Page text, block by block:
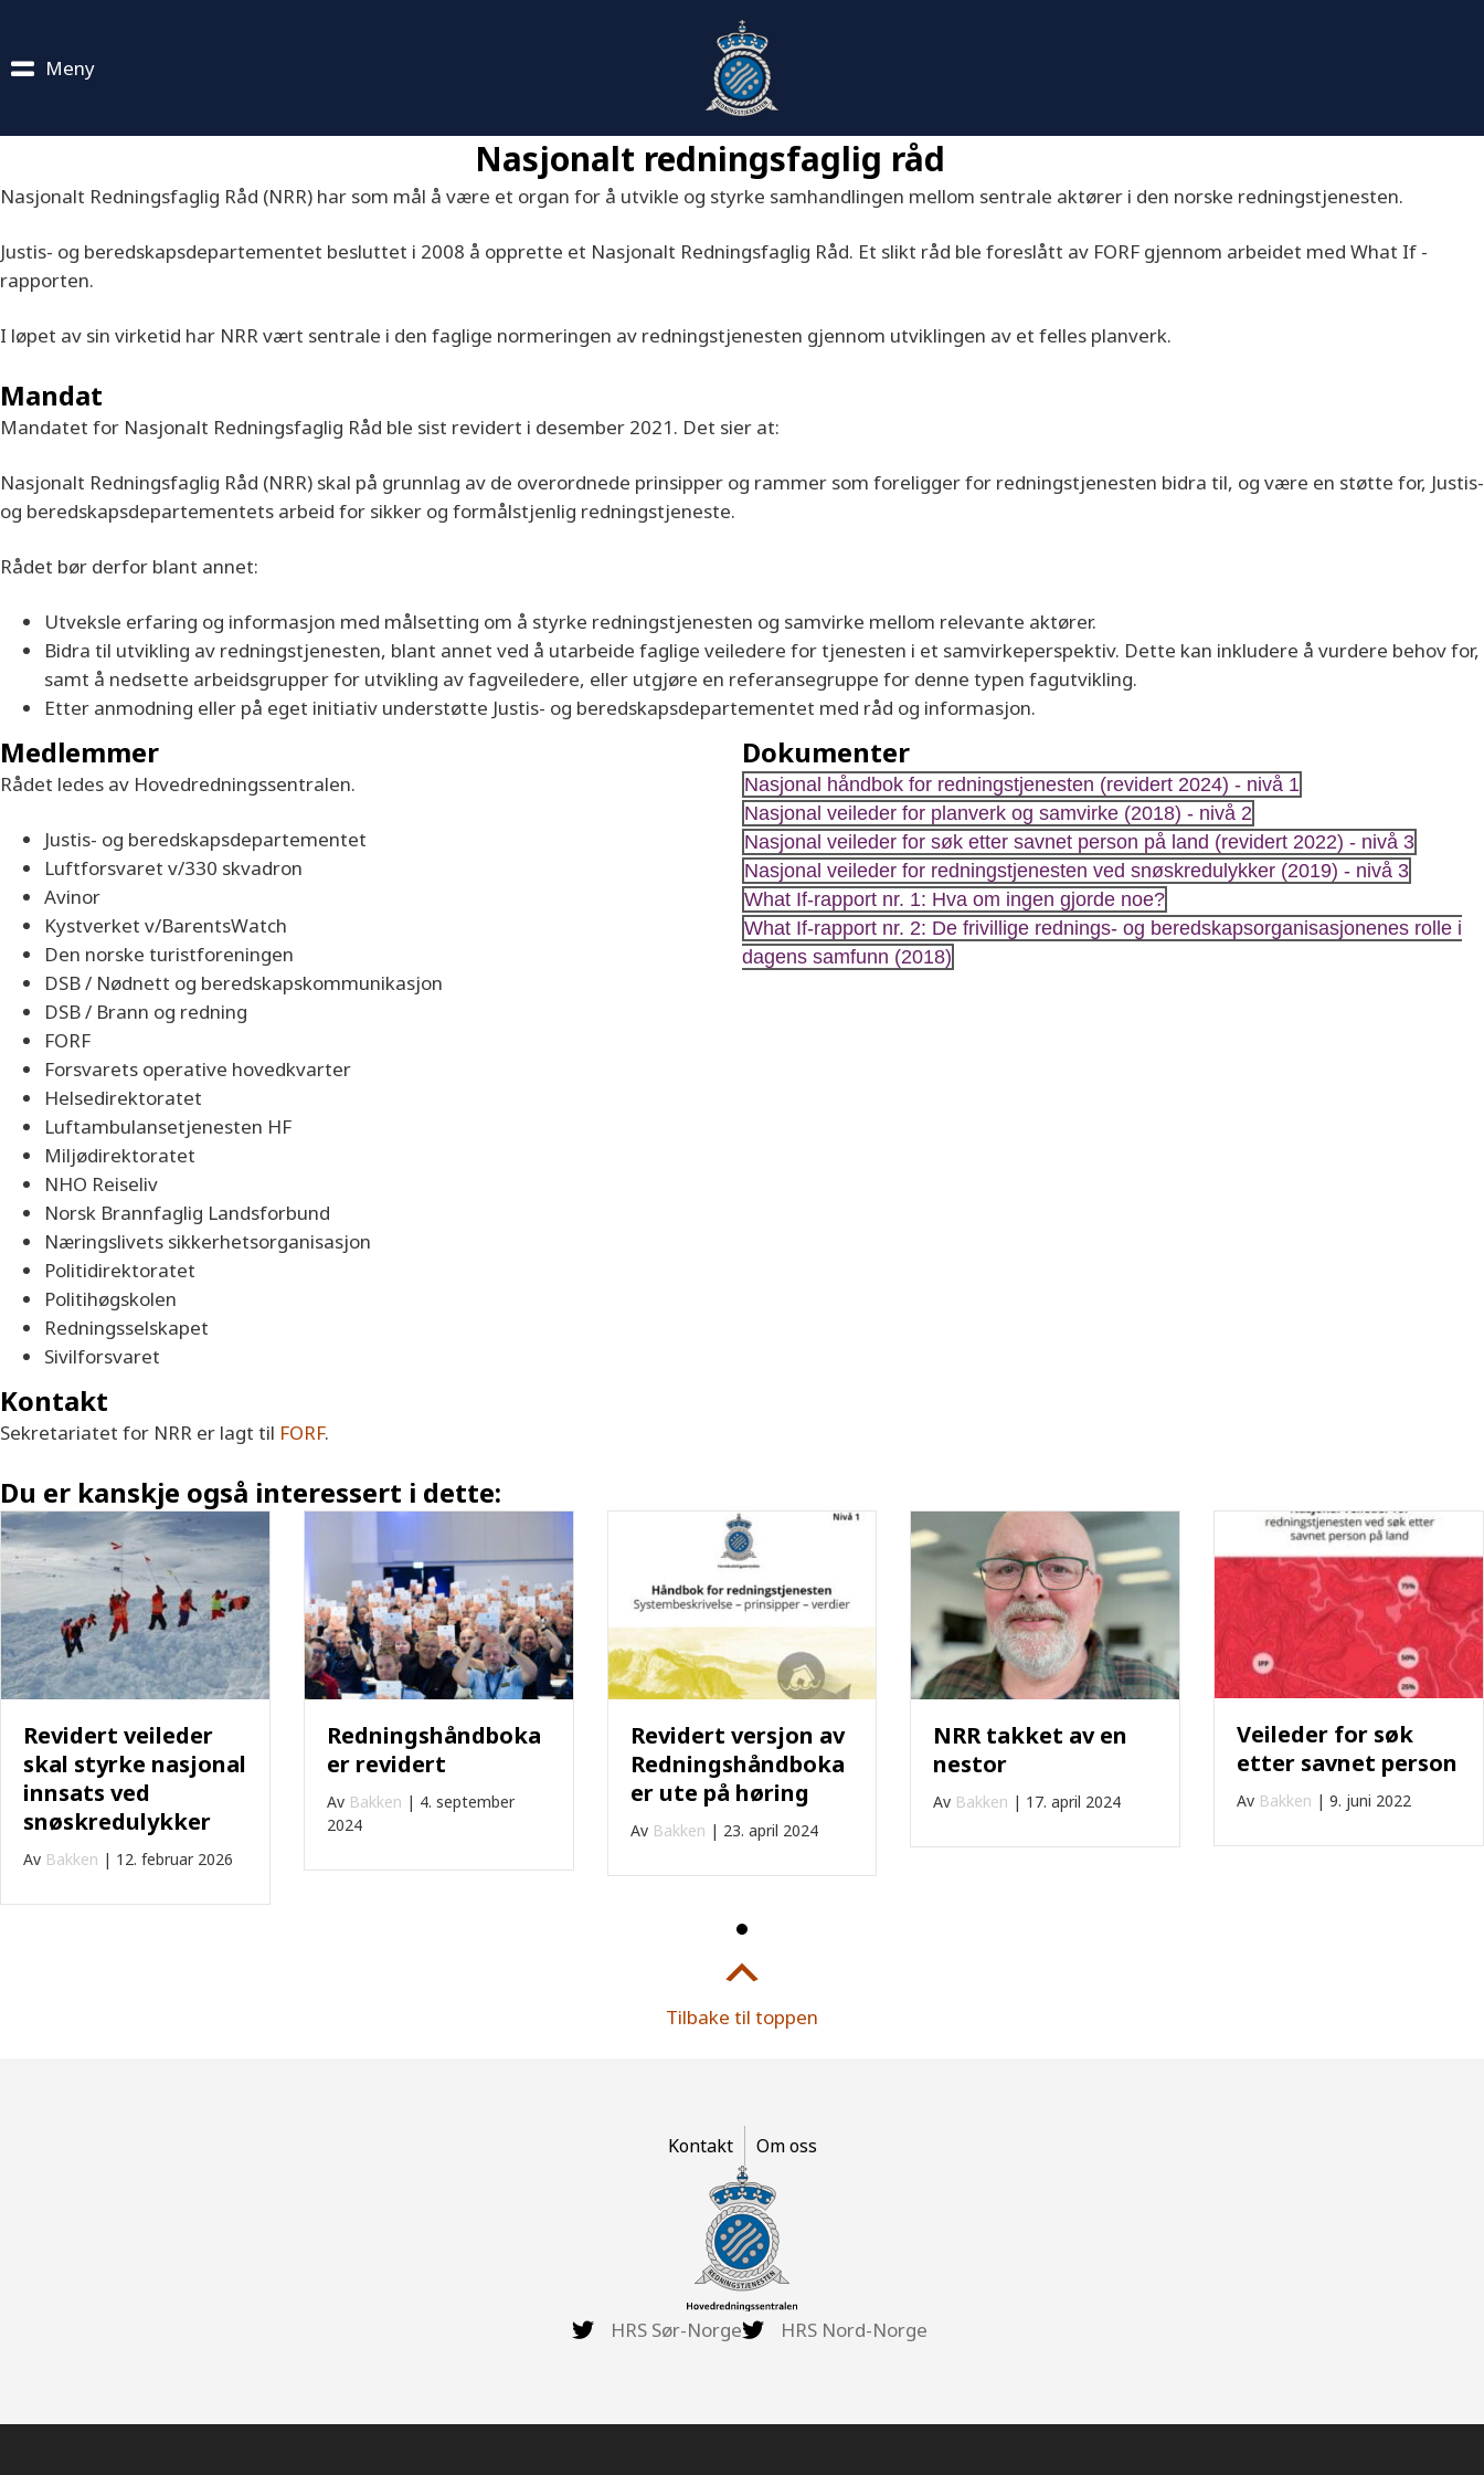
Meny
Nasjonalt redningsfaglig råd
Nasjonalt Redningsfaglig Råd (NRR) har som mål å være et organ for å utvikle og styrke samhandlingen mellom sentrale aktører i den norske redningstjenesten.
Justis- og beredskapsdepartementet besluttet i 2008 å opprette et Nasjonalt Redningsfaglig Råd. Et slikt råd ble foreslått av FORF gjennom arbeidet med What If -
rapporten.
I løpet av sin virketid har NRR vært sentrale i den faglige normeringen av redningstjenesten gjennom utviklingen av et felles planverk.
Mandat
Mandatet for Nasjonalt Redningsfaglig Råd ble sist revidert i desember 2021. Det sier at:
Nasjonalt Redningsfaglig Råd (NRR) skal på grunnlag av de overordnede prinsipper og rammer som foreligger for redningstjenesten bidra til, og være en støtte for, Justis-
og beredskapsdepartementets arbeid for sikker og formålstjenlig redningstjeneste.
Rådet bør derfor blant annet:
Utveksle erfaring og informasjon med målsetting om å styrke redningstjenesten og samvirke mellom relevante aktører.
Bidra til utvikling av redningstjenesten, blant annet ved å utarbeide faglige veiledere for tjenesten i et samvirkeperspektiv. Dette kan inkludere å vurdere behov for,
samt å nedsette arbeidsgrupper for utvikling av fagveiledere, eller utgjøre en referansegruppe for denne typen fagutvikling.
Etter anmodning eller på eget initiativ understøtte Justis- og beredskapsdepartementet med råd og informasjon.
Medlemmer
Rådet ledes av Hovedredningssentralen.
Justis- og beredskapsdepartementet
Luftforsvaret v/330 skvadron
Avinor
Kystverket v/BarentsWatch
Den norske turistforeningen
DSB / Nødnett og beredskapskommunikasjon
DSB / Brann og redning
FORF
Forsvarets operative hovedkvarter
Helsedirektoratet
Luftambulansetjenesten HF
Miljødirektoratet
NHO Reiseliv
Norsk Brannfaglig Landsforbund
Næringslivets sikkerhetsorganisasjon
Politidirektoratet
Politihøgskolen
Redningsselskapet
Sivilforsvaret
Dokumenter
Nasjonal håndbok for redningstjenesten (revidert 2024) - nivå 1
Nasjonal veileder for planverk og samvirke (2018) - nivå 2
Nasjonal veileder for søk etter savnet person på land (revidert 2022) - nivå 3
Nasjonal veileder for redningstjenesten ved snøskredulykker (2019) - nivå 3
What If-rapport nr. 1: Hva om ingen gjorde noe?
What If-rapport nr. 2: De frivillige rednings- og beredskapsorganisasjonenes rolle i
dagens samfunn (2018)
Kontakt
Sekretariatet for NRR er lagt til FORF.
Du er kanskje også interessert i dette:
Revidert veileder
skal styrke nasjonal
innsats ved
snøskredulykker
Av Bakken | 12. februar 2026
Redningshåndboka
er revidert
Av Bakken | 4. september
2024
Revidert versjon av
Redningshåndboka
er ute på høring
Av Bakken | 23. april 2024
NRR takket av en
nestor
Av Bakken | 17. april 2024
Veileder for søk
etter savnet person
Av Bakken |9. juni 2022
Tilbake til toppen
Kontakt Om oss
HRS Sør-Norge HRS Nord-Norge